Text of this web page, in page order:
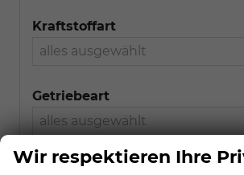
Kraftstoffart
alles ausgewählt
Getriebeart
alles ausgewählt
CO2-Effizienzklasse
Wir respektieren Ihre